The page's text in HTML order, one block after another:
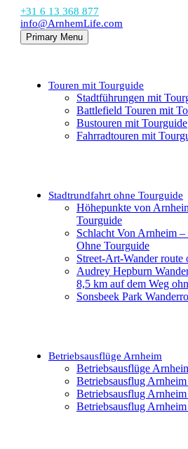
+31 6 13 368 877
info@ArnhemLife.com
Primary Menu
Touren mit Tourguide
Stadtführungen mit
Battlefield Touren mit
Bustouren mit Tourguide
Fahrradtouren mit
Stadtrundfahrt ohne Tourguide
Höhepunkte von
Tourguide
Schlacht Von Arnheim
Ohne Tourguide
Street-Art-Wander route
Audrey Hepburn
8,5 km auf dem Weg
Sonsbeek Park
Betriebsausflüge Arnheim
Betriebsausflüge
Betriebsausflug
Betriebsausflug
Betriebsausflug